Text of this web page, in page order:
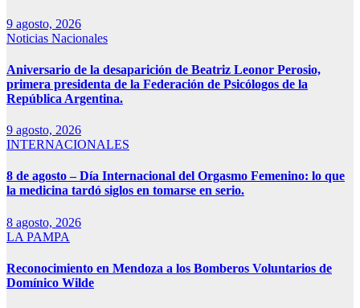
9 agosto, 2026
Noticias Nacionales
Aniversario de la desaparición de Beatriz Leonor Perosio,
primera presidenta de la Federación de Psicólogos de la
República Argentina.
9 agosto, 2026
INTERNACIONALES
8 de agosto – Día Internacional del Orgasmo Femenino: lo que
la medicina tardó siglos en tomarse en serio.
8 agosto, 2026
LA PAMPA
Reconocimiento en Mendoza a los Bomberos Voluntarios de
Domínico Wilde